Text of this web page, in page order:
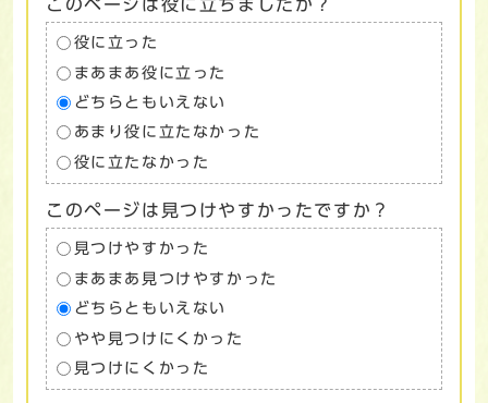
このページは役に立ちましたか？
役に立った
まあまあ役に立った
どちらともいえない
あまり役に立たなかった
役に立たなかった
このページは見つけやすかったですか？
見つけやすかった
まあまあ見つけやすかった
どちらともいえない
やや見つけにくかった
見つけにくかった